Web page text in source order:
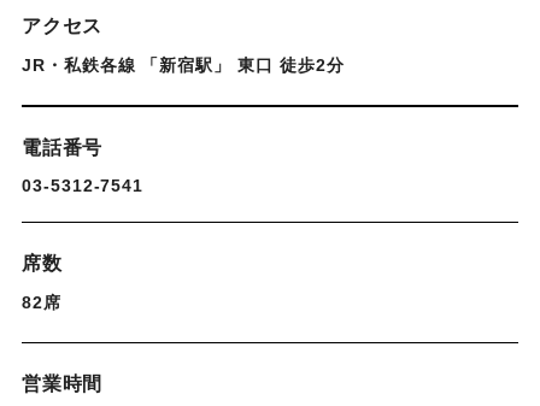
アクセス
JR・私鉄各線 「新宿駅」 東口 徒歩2分
電話番号
03-5312-7541
席数
82席
営業時間